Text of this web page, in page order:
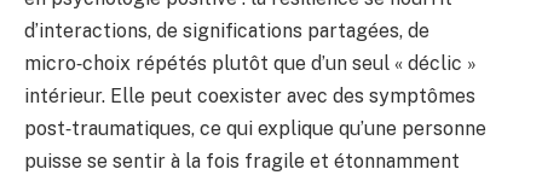
d’interactions, de significations partagées, de
micro‑choix répétés plutôt que d’un seul « déclic »
intérieur. Elle peut coexister avec des symptômes
post‑traumatiques, ce qui explique qu’une personne
puisse se sentir à la fois fragile et étonnamment